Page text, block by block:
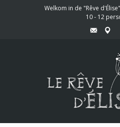
Welkom in de "Rêve
10 - 12